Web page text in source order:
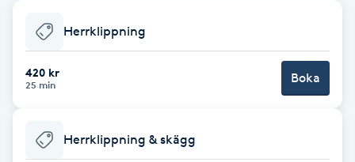
Babylights
Balayage
Herrklippning
420 kr
25 min Boka
Herrklippning & skägg